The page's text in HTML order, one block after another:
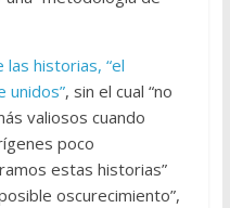
historias, “el
unidos”, sin el cual “no
valiosos cuando
poco
estas historias”
oscurecimiento”,